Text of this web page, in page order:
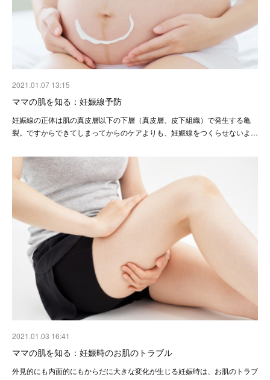
2021.01.07 13:15
ママの肌を知る：妊娠線予防
妊娠線の正体は肌の真皮層以下の下層（真皮層、皮下組織）で発生する亀
裂。ですからできてしまってからのケアよりも、妊娠線をつくらせないよ…
2021.01.03 16:41
ママの肌を知る：妊娠時のお肌のトラブル
外見的にも内面的にもからだに大きな変化が生じる妊娠時は、お肌のトラブ